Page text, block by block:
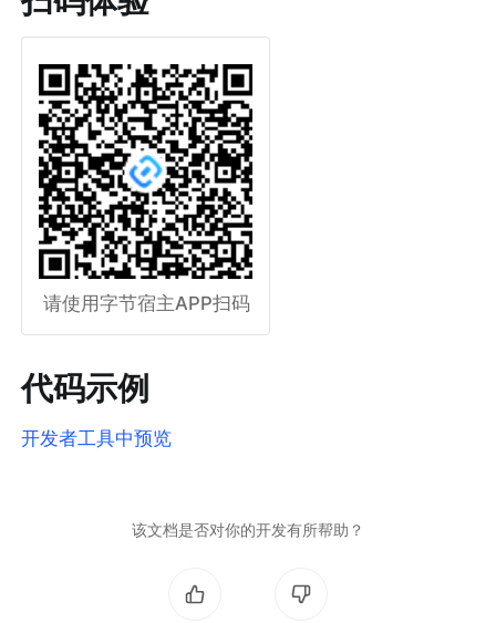
请使用字节宿主APP扫码
代码示例
开发者工具中预览
该文档是否对你的开发有所帮助？